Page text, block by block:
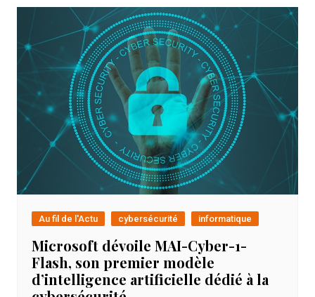
Au fil de l'Actu cybersécurité informatique
Microsoft dévoile MAI-Cyber-1-
Flash, son premier modèle
d’intelligence artificielle dédié à la